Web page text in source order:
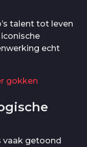
talent tot leven
echt
gokken
vaak getoond